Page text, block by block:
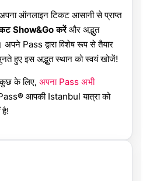
ऑनलाइन टिकट आसानी से प्राप्त
Show&Go करेंऔर अद्भुत
Pass द्वारा विशेष रूप से तैयार
हुए इस अद्भुत स्थान को स्वयं खोजें!
के लिए, अपना Pass अभी
आपकी Istanbul यात्रा को
है!